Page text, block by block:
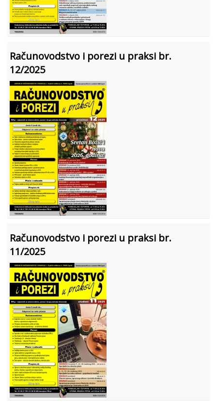
Računovodstvo i porezi u praksi br.
12/2025
Računovodstvo i porezi u praksi br.
11/2025